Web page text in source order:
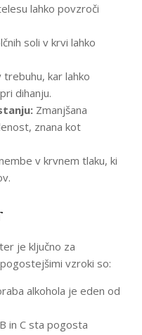
lahko povzroči
soli v krvi lahko
kar lahko
dihanju.
Zmanjšana
znana kot
v krvnem tlaku, ki
je ključno za
vzroki so:
alkohola je eden od
in C sta pogosta